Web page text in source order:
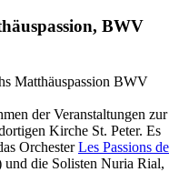
BWV
Matthäuspassion BWV
der Veranstaltungen zur
Kirche St. Peter. Es
OrchesterLes Passions de
die Solisten Nuria Rial,